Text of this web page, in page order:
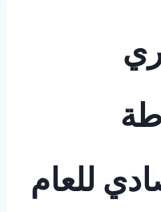
للعام